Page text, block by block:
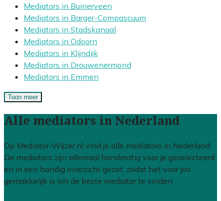
Mediators in Buinerveen
Mediators in Barger-Compascuum
Mediators in Stadskanaal
Mediators in Odoorn
Mediators in Klijndijk
Mediators in Drouwenermond
Mediators in Emmen
Toon meer
Alle mediators in Nederland
Op Mediator-Wijzer.nl vind je alle mediators in Nederland.
De mediators zijn allemaal handmatig voor je geselecteerd
en in een handig overzicht gezet, zodat het voor jou
gemakkelijk is om de beste mediator te vinden.